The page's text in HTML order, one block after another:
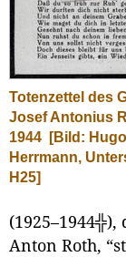
Totenzettel des
Josef Antonius
1944
[Bild: Hugo
Herrmann,
H25]
Anton Roth,